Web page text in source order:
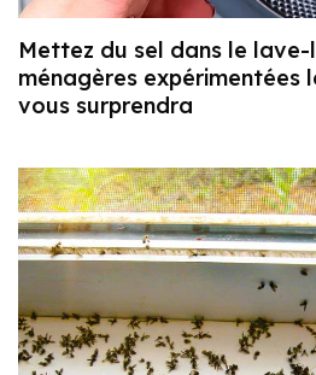
Mettez du sel dans le lave-
ménagères expérimentées
vous surprendra